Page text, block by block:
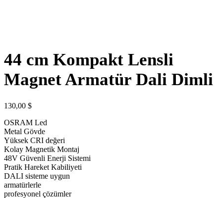
44 cm Kompakt Lensli
Magnet Armatür Dali Dimli
130,00 $
OSRAM Led
Metal Gövde
Yüksek CRI değeri
Kolay Magnetik Montaj
48V Güvenli Enerji Sistemi
Pratik Hareket Kabiliyeti
DALI sisteme uygun
armatürlerle
profesyonel çözümler